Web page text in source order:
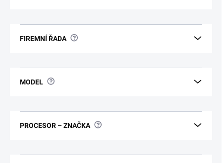
FIREMNÍ ŘADA ?
MODEL ?
PROCESOR – ZNAČKA ?